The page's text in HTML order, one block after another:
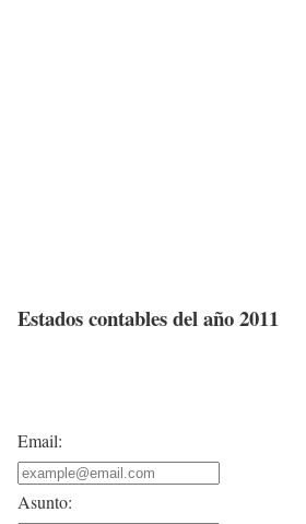
Estados contables del año 2011
Email:
Asunto: